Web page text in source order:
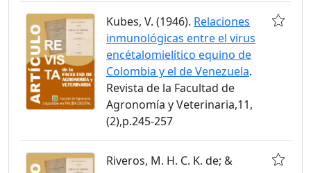
Kubes, V. (1946). Relaciones
inmunológicas entre el virus
encétalomielítico equino de
Colombia y el de Venezuela.
Revista de la Facultad de
Agronomía y Veterinaria,11,
(2),p.245-257
Riveros, M. H. C. K. de; &